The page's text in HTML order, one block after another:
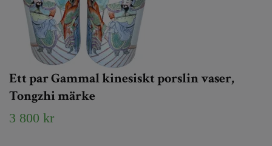
Ett par Gammal kinesiskt porslin vaser,
Tongzhi märke
3 800 kr